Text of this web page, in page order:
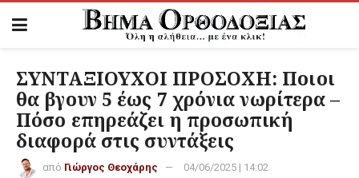
ΣΥΝΤΑΞΙΟΥΧΟΙ ΠΡΟΣΟΧΗ: Ποιοι
θα βγουν 5 έως 7 χρόνια νωρίτερα –
Πόσο επηρεάζει η προσωπική
διαφορά στις συντάξεις
από Γιώργος Θεοχάρης
04/06/2025 | 14:02